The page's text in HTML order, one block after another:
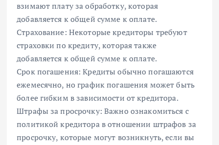
взимают плату за обработку, которая
добавляется к общей сумме к оплате.
Страхование: Некоторые кредиторы требуют
страховки по кредиту, которая также
добавляется к общей сумме к оплате.
Срок погашения: Кредиты обычно погашаются
ежемесячно, но график погашения может быть
более гибким в зависимости от кредитора.
Штрафы за просрочку: Важно ознакомиться с
политикой кредитора в отношении штрафов за
просрочку, которые могут возникнуть, если вы